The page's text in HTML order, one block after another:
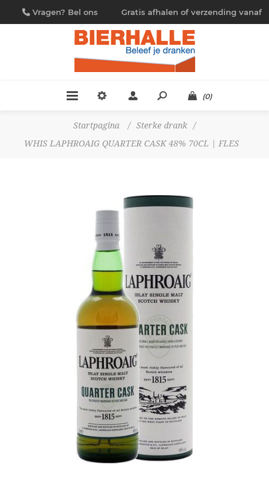
Vragen? Bel ons
09/230.88.44
Gratis afhalen of verzending vanaf
€ 4,95
(0)
Startpagina / Sterke drank
/
WHIS LAPHROAIG QUARTER CASK 48% 70CL | FLES